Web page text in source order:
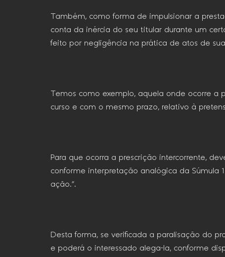
Também, como forma de impulsionar a
conta da inércia do seu titular durante um
feito por negligência na prática de atos de
Temos como exemplo, aquela onde ocorre a
curso e com o mesmo prazo, relativo à
Para que ocorra a prescrição intercorrente,
conforme interpretação analógica da Súmula
ação.”.
Desta forma, se verificada a paralisação do
e poderá o interessado alega-la, conforme